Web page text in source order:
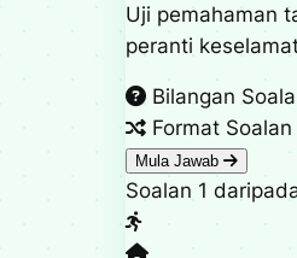
Uji pemahaman
peranti
Bilangan
Format
Mula Jawab
Soalan 1